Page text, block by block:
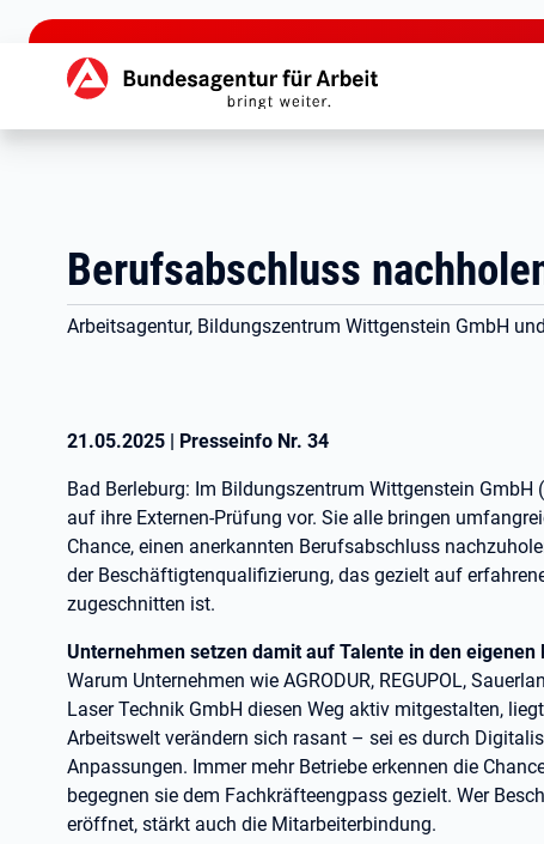
zu den Hauptinhalten springen
Hauptnavigation
Berufsabschluss
Arbeitsagentur, Bildungszentrum Wittgenstein GmbH
21.05.2025 | Presseinfo Nr. 34
Bad Berleburg: Im Bildungszentrum Wittgenstein
auf ihre Externen-Prüfung vor. Sie alle bringen
Chance, einen anerkannten Berufsabschluss
der Beschäftigtenqualifizierung, das gezielt auf
zugeschnitten ist.
Unternehmen setzen damit auf Talente in den eigenen
Warum Unternehmen wie AGRODUR, REGUPOL,
Laser Technik GmbH diesen Weg aktiv mitgestalten,
Arbeitswelt verändern sich rasant – sei es durch
Anpassungen. Immer mehr Betriebe erkennen die
begegnen sie dem Fachkräfteengpass gezielt. Wer
eröffnet, stärkt auch die Mitarbeiterbindung.